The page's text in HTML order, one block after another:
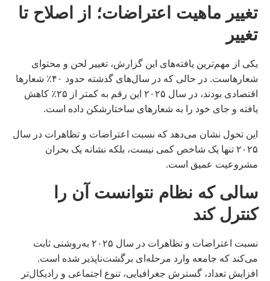
تغییر ماهیت اعتراضات؛ از اصلاح تا
تغییر
یکی از مهم‌ترین یافته‌های این گزارش، تغییر لحن و محتوای
شعارهاست. در حالی که در سال‌های گذشته حدود ۴۰٪ شعارها
اقتصادی بودند، در سال ۲۰۲۵ این رقم به کمتر از ۲۵٪ کاهش
یافته و جای خود را به شعارهای ساختارشکن داده است.
این تحول نشان می‌دهد که نسبت اعتراضات و تظاهرات در سال
۲۰۲۵ تنها یک شاخص کمی نیست، بلکه نشانه یک بحران
مشروعیت عمیق است.
سالی که نظام نتوانست آن را
کنترل کند
نسبت اعتراضات و تظاهرات در سال ۲۰۲۵ به‌روشنی ثابت
می‌کند که جامعه وارد مرحله‌ای برگشت‌ناپذیر شده است.
افزایش تعداد، گسترش جغرافیایی، تنوع اجتماعی و رادیکال‌تر